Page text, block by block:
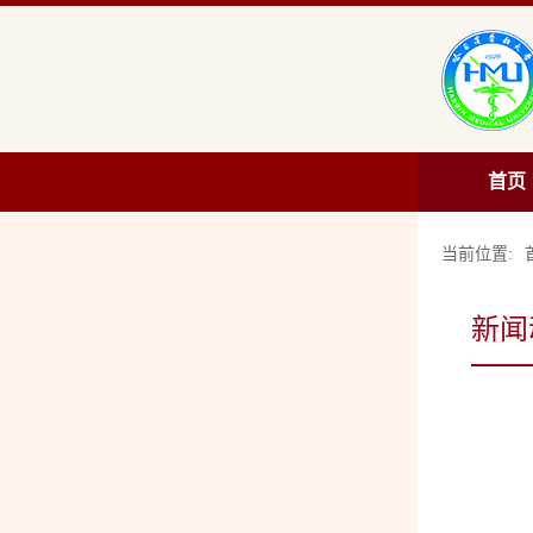
首页
当前位置:
新